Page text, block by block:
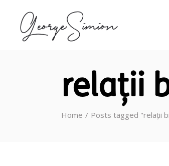
relații
Home Posts tagged "relații